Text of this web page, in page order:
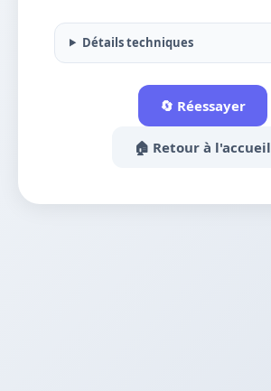
Détails techniques
🔄 Réessayer
🏠 Retour à l'accueil